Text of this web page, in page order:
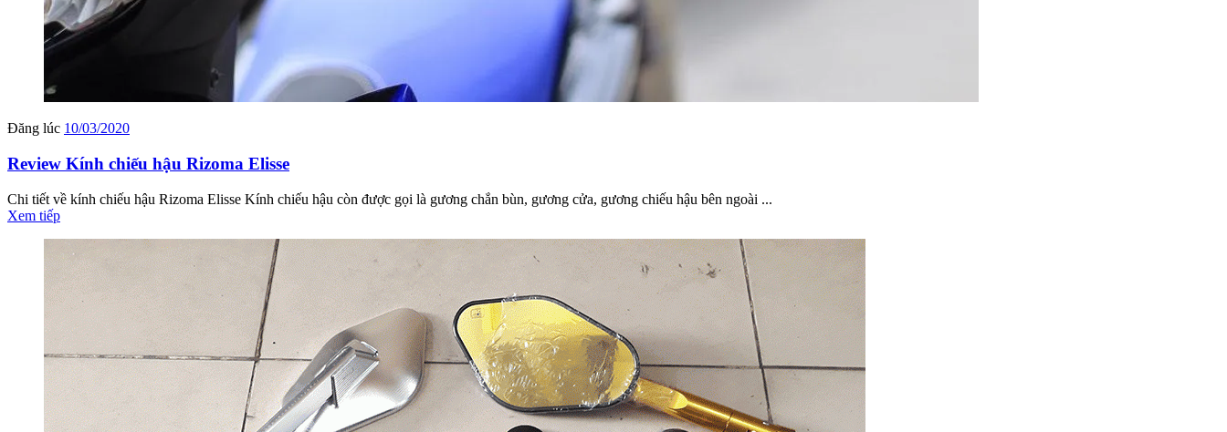
Đăng lúc 10/03/2020
Review Kính chiếu hậu Rizoma Elisse
Chi tiết về kính chiếu hậu Rizoma Elisse Kính chiếu hậu còn được gọi là gương chắn bùn, gương cửa, gương chiếu hậu bên ngoài ...
Xem tiếp